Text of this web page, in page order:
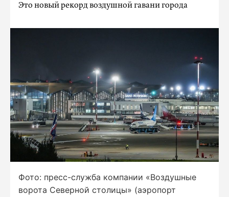
Это новый рекорд воздушной гавани города
Фото: пресс-служба компании «Воздушные
ворота Северной столицы» (аэропорт